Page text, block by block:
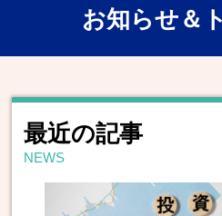
お知らせ＆
最近の記事
NEWS